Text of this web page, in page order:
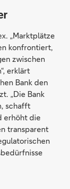
„Marktplätze
konfrontiert,
zwischen
erklärt
Bank den
„Die Bank
schafft
erhöht die
transparent